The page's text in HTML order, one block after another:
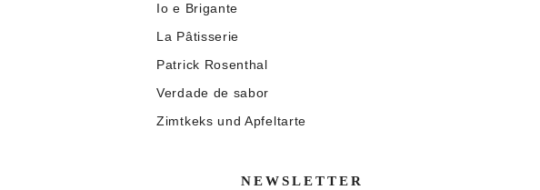
Io e Brigante
La Pâtisserie
Patrick Rosenthal
Verdade de sabor
Zimtkeks und Apfeltarte
NEWSLETTER